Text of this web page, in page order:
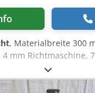
, Materialbreite 300
mm Richtmaschine,
6-95/160 Bandbreite:
Credpscdrmmjfx Ad